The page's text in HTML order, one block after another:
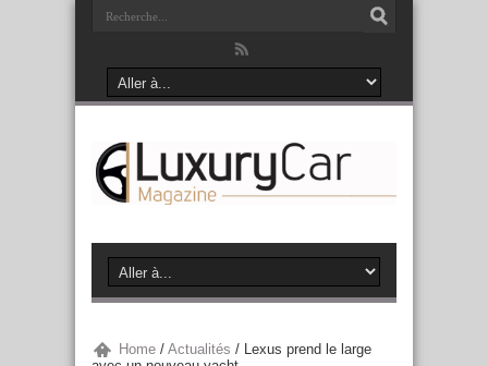
Home / Actualités / Lexus prend le large